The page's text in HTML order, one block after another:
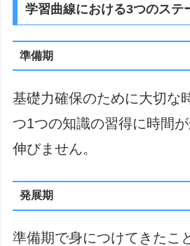
学習曲線における3つのステ
準備期
基礎力確保のために大切な
つ1つの知識の習得に時間
伸びません。
発展期
準備期で身につけてきたこ